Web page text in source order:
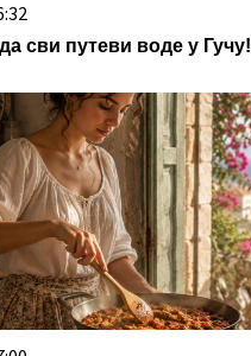
сви путеви воде у Гучу!